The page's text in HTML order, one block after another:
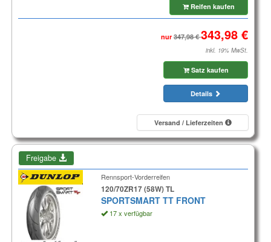
Reifen kaufen
nur
inkl. 19% MwSt.
Satz kaufen
Details
Versand / Lieferzeiten
Freigabe
Rennsport-Vorderreifen
120/70ZR17 (58W) TL
SPORTSMART TT FRONT
17 x verfügbar